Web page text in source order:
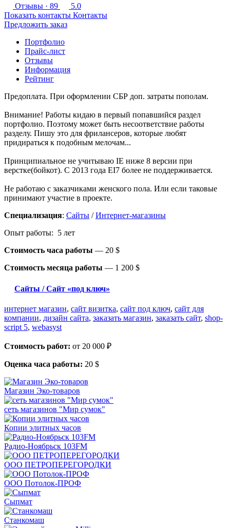
Отзывы · 89
5.0
Показать контакты Контакты
Предложить заказ
Портфолио
Прайс-лист
Отзывы
Информация
Рейтинг
Предоплата. При оформлении СБР доп. затраты пополам.
Внимание! Работы кидаю в первый попавшийся раздел
портфолио. Поэтому может быть несоответствие работы
разделу. Пишу это для фрилансеров, которые любят
придираться к подобным мелочам...
Принципиальное не учитываю IE ниже 8 версии при
верстке(бойкот). C 2013 года EI7 более не поддерживается.
Не работаю с заказчиками женского пола. Или если таковые
принимают участие в проекте.
Специализация: Сайты /Интернет-магазины
Опыт работы: 5 лет
Стоимость часа работы — 20 $
Стоимость месяца работы — 1 200 $
Сайты / Сайт «под ключ»
интернет магазин, сайт визитка, сайт под ключ, сайт для
компании, дизайн сайта, заказать магазин, заказать сайт, shop-
script 5, webasyst
Стоимость работ: от 20 000 ₽
Оценка часа работы: 20 $
Магазин Эко-товаров
сеть магазинов "Мир сумок"
Копии элитных часов
Радио-Ноябрьск 103FM
ООО ПЕТРОПЕРЕГОРОДКИ
ООО Потолок-ПРОФ
Сыпмат
Станкомаш